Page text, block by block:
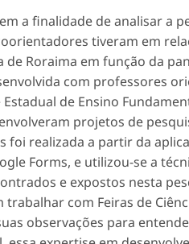
a finalidade de analisar a
tiveram em
de Roraima em função da
com professores
Estadual de Ensino
projetos de
foi realizada a partir da
Forms, e utilizou-se a
e expostos nesta
trabalhar com Feiras de
observações para